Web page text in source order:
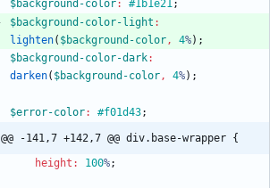
$background-color: #1b1e21;
$background-color-light :
lighten( $background-color, 4%) ;
$background-color-dark:
darken( $background-color, 4%) ;
$error-color: #f01d43;
@@ -141,7 +142,7 @@ div.base-wrapper {
height : 100%;